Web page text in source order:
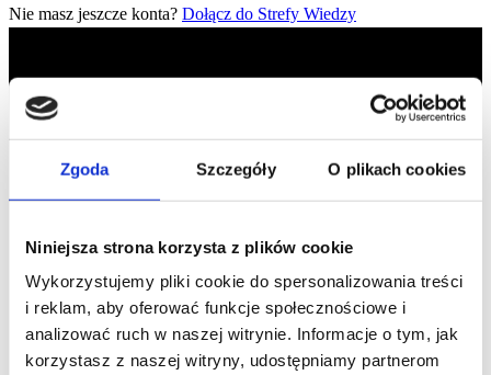
Zgoda Szczegóły O plikach cookies
Niniejsza strona korzysta z plików cookie
Wykorzystujemy pliki cookie do spersonalizowania treści
i reklam, aby oferować funkcje społecznościowe i
analizować ruch w naszej witrynie. Informacje o tym, jak
korzystasz z naszej witryny, udostępniamy partnerom
Nie masz jeszcze konta? Dołącz do Strefy Wiedzy
Szpilka
Profil tiktok Czerwona Szpilka
Profil youtube Czerwona
Szpilka